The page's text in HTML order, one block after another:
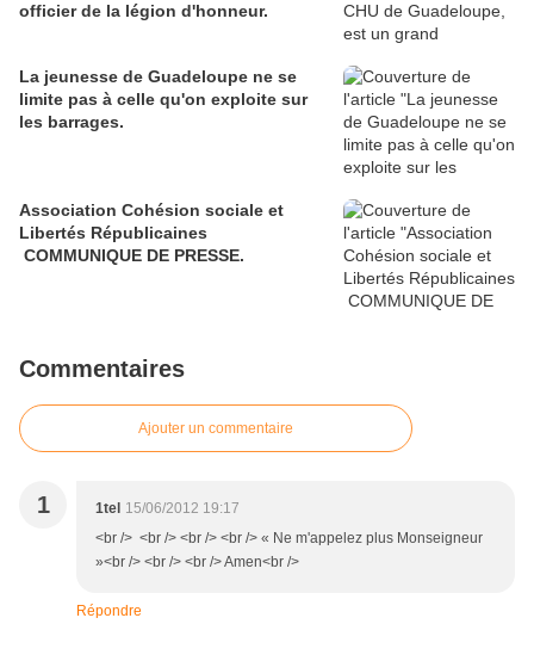
officier de la légion d'honneur.
La jeunesse de Guadeloupe ne se
limite pas à celle qu'on exploite sur
les barrages.
Association Cohésion sociale et
Libertés Républicaines
COMMUNIQUE DE PRESSE.
Commentaires
Ajouter un commentaire
1 1tel 15/06/2012 19:17
<br /> <br /> <br /> <br /> « Ne m'appelez plus Monseigneur
»<br /> <br /> <br /> Amen<br />
Répondre